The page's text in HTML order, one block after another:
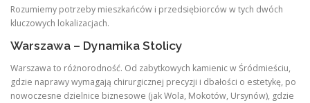
Rozumiemy potrzeby mieszkańców i przedsiębiorców w tych dwóch
kluczowych lokalizacjach.
Warszawa – Dynamika Stolicy
Warszawa to różnorodność. Od zabytkowych kamienic w Śródmieściu,
gdzie naprawy wymagają chirurgicznej precyzji i dbałości o estetykę, po
nowoczesne dzielnice biznesowe (jak Wola, Mokotów, Ursynów), gdzie